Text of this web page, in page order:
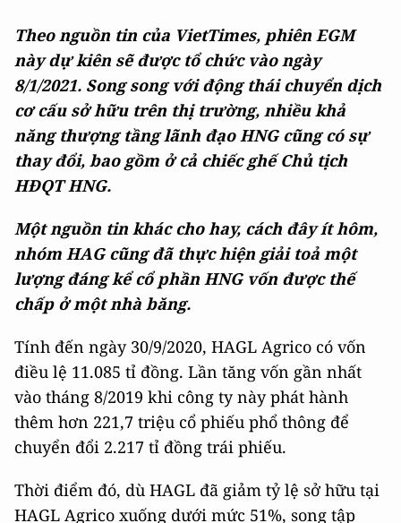
Theo nguồn tin của VietTimes, phiên EGM
này dự kiên sẽ được tổ chức vào ngày
8/1/2021. Song song với động thái chuyển dịch
cơ cấu sở hữu trên thị trường, nhiều khả
năng thượng tầng lãnh đạo HNG cũng có sự
thay đổi, bao gồm ở cả chiếc ghế Chủ tịch
HĐQT HNG.
Một nguồn tin khác cho hay, cách đây ít hôm,
nhóm HAG cũng đã thực hiện giải toả một
lượng đáng kể cổ phần HNG vốn được thế
chấp ở một nhà băng.
Tính đến ngày 30/9/2020, HAGL Agrico có vốn
điều lệ 11.085 tỉ đồng. Lần tăng vốn gần nhất
vào tháng 8/2019 khi công ty này phát hành
thêm hơn 221,7 triệu cổ phiếu phổ thông để
chuyển đổi 2.217 tỉ đồng trái phiếu.
Thời điểm đó, dù HAGL đã giảm tỷ lệ sở hữu tại
HAGL Agrico xuống dưới mức 51%, song tập